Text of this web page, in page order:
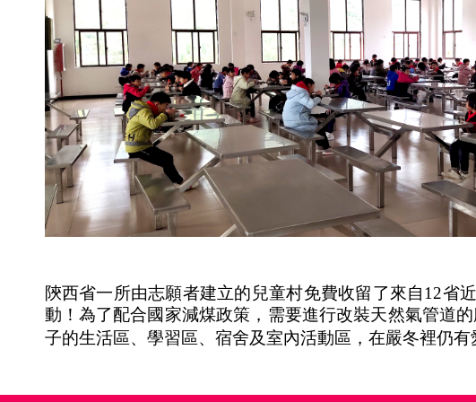
陝西省一所由志願者建立的兒童村免費收留了來自12省
動！為了配合國家減煤政策，需要進行改裝天然氣管道
子的生活區、學習區、宿舍及室內活動區，在嚴冬裡仍有